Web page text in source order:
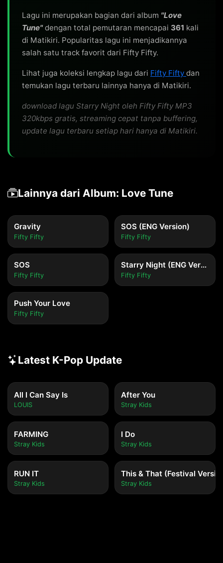
Lagu ini merupakan bagian dari album "Love
Tune"dengan total pemutaran mencapai 361 kali
di Matikiri. Popularitas lagu ini menjadikannya
salah satu track favorit dari Fifty Fifty.
Lihat juga koleksi lengkap lagu dari Fifty Fifty dan
temukan lagu terbaru lainnya hanya di Matikiri.
download lagu Starry Night oleh Fifty Fifty MP3
320kbps gratis, streaming cepat tanpa buffering,
update lagu terbaru setiap hari hanya di Matikiri.
Lainnya dari Album: Love Tune
Gravity
Fifty Fifty
SOS (ENG Version)
Fifty Fifty
SOS
Fifty Fifty
Starry Night (ENG Version)
Fifty Fifty
Push Your Love
Fifty Fifty
Latest K-Pop Update
All I Can Say Is
LOUIS
After You
Stray Kids
FARMING
Stray Kids
I Do
Stray Kids
RUN IT
Stray Kids
This & That (Festival
Stray Kids